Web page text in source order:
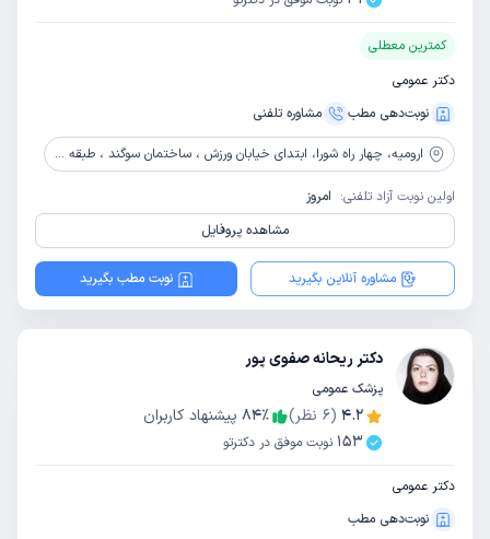
کمترین معطلی
دکتر عمومی
نوبت‌دهی مطب
مشاوره‌ تلفنی
ارومیه، چهار راه شورا، ابتدای خیابان ورزش ، ساختمان سوگند ، طبقه 8، واحد 29
اولین نوبت آزاد تلفنی: امروز
مشاهده پروفایل
مشاوره آنلاین بگیرید نوبت مطب بگیرید
دکتر ریحانه صفوی پور
پزشک عمومی
4.2
(
6 نظر) 84٪
پیشنهاد کاربران
153 نوبت موفق در دکترتو
دکتر عمومی
نوبت‌دهی مطب